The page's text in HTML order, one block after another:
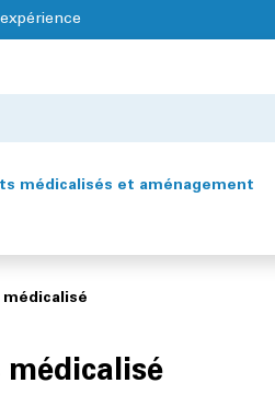
médicalisés et aménagement
médicalisé
médicalisé